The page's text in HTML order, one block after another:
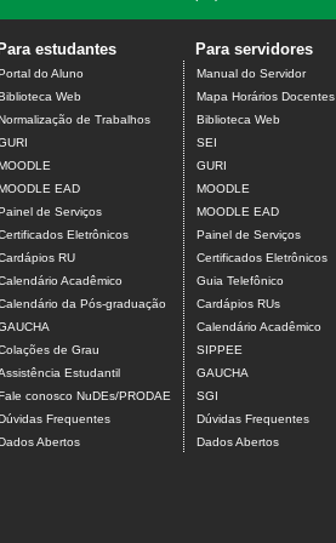
Para estudantes
do Aluno
Web
de Trabalhos
EAD
de Serviços
Eletrônicos
RU
Acadêmico
da Pós-graduação
de Grau
Estudantil
conosco NuDEs/PRODAE
Frequentes
Abertos
Para servidores
Manual do Servidor
Mapa Horários Docentes
Biblioteca Web
SEI
GURI
MOODLE
MOODLE EAD
Painel de Serviços
Certificados Eletrônicos
Guia Telefônico
Cardápios RUs
Calendário Acadêmico
SIPPEE
GAUCHA
SGI
Dúvidas Frequentes
Dados Abertos